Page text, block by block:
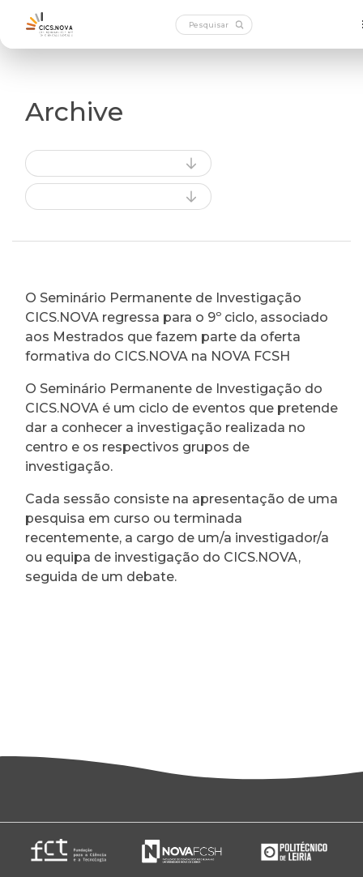
Archive
O Seminário Permanente de Investigação
CICS.NOVA regressa para o 9º ciclo, associado
aos Mestrados que fazem parte da oferta
formativa do CICS.NOVA na NOVA FCSH
O Seminário Permanente de Investigação do
CICS.NOVA é um ciclo de eventos que pretende
dar a conhecer a investigação realizada no
centro e os respectivos grupos de
investigação.
Cada sessão consiste na apresentação de uma
pesquisa em curso ou terminada
recentemente, a cargo de um/a investigador/a
ou equipa de investigação do CICS.NOVA,
seguida de um debate.